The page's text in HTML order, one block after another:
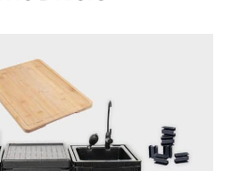
de haute qualité, il
est robuste dans la
texture et a
d'excellentes
performances
résistantes aux